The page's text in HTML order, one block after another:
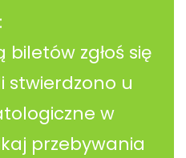
zgłoś się
stwierdzono u
w
przebywania